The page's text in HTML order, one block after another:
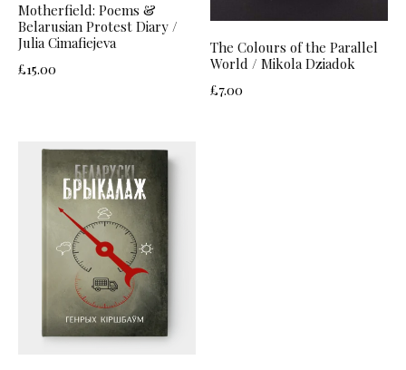
Motherfield: Poems &
Belarusian Protest Diary /
Julia Cimafiejeva
£15.00
The Colours of the Parallel
World / Mikola Dziadok
£7.00